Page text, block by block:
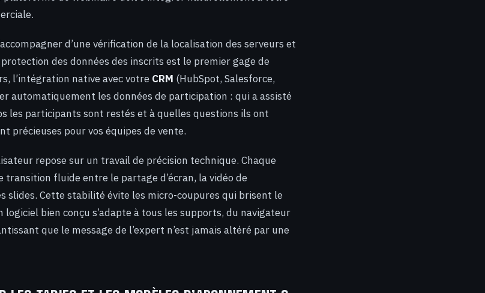
d’une vérification de la localisation des serveurs et
des données des inscrits est le premier gage de
l’intégration native avec votre CRM (HubSpot, Salesforce,
automatiquement les données de participation : qui a assisté
les participants sont restés et à quelles questions ils ont
précieuses pour vos équipes de vente.
repose sur un travail de précision technique. Chaque
transition fluide entre le partage d’écran, la vidéo de
slides. Cette stabilité évite les micro-coupures qui brisent le
bien conçu s’adapte à tous les supports, du navigateur
que le message de l’expert n’est jamais altéré par une